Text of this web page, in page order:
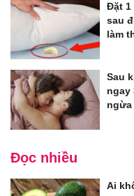
Đặt 1
sau
làm
Sau
ngay
ngừa
Đọc nhiều
Ai